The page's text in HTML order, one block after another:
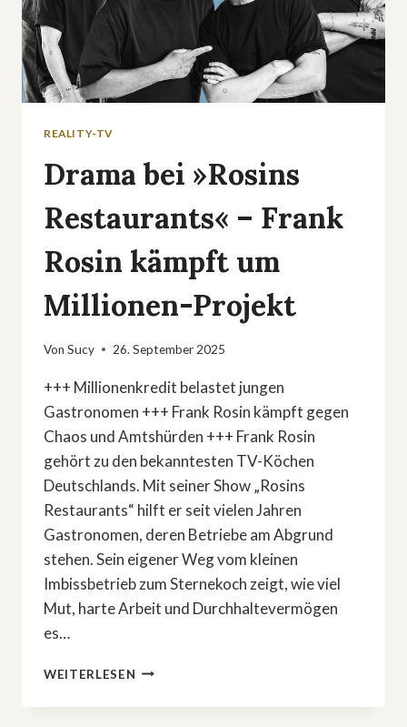
REALITY-TV
Drama bei »Rosins
Restaurants« – Frank
Rosin kämpft um
Millionen-Projekt
Von Sucy 26. September 2025
+++ Millionenkredit belastet jungen
Gastronomen +++ Frank Rosin kämpft gegen
Chaos und Amtshürden +++ Frank Rosin
gehört zu den bekanntesten TV-Köchen
Deutschlands. Mit seiner Show „Rosins
Restaurants“ hilft er seit vielen Jahren
Gastronomen, deren Betriebe am Abgrund
stehen. Sein eigener Weg vom kleinen
Imbissbetrieb zum Sternekoch zeigt, wie viel
Mut, harte Arbeit und Durchhaltevermögen
es…
WEITERLESEN DRAMA
»ROSINS